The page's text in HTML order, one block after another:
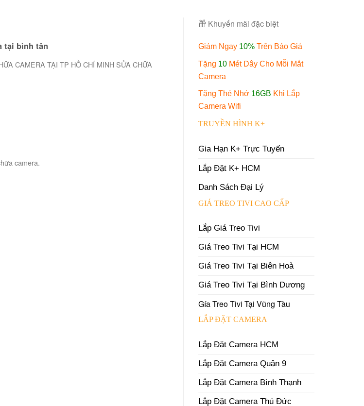
tại bình tân
CAMERA TẠI TP HỒ CHÍ MINH SỬA CHỮA
camera.
Khuyến mãi đặc biệt
Giảm Ngay 10% Trên Báo Giá
Tặng 10 Mét Dây Cho Mỗi Mắt
Camera
Tặng Thẻ Nhớ 16GB Khi Lắp
Camera Wifi
TRUYỀN HÌNH K+
Gia Hạn K+ Trực Tuyến
Lắp Đặt K+ HCM
Danh Sách Đại Lý
GIÁ TREO TIVI CAO CẤP
Lắp Giá Treo Tivi
Giá Treo Tivi Tại HCM
Giá Treo Tivi Tại Biên Hoà
Giá Treo Tivi Tại Bình Dương
Gía Treo Tivi Tại Vũng Tàu
LẮP ĐẶT CAMERA
Lắp Đặt Camera HCM
Lắp Đặt Camera Quận 9
Lắp Đặt Camera Bình Thạnh
Lắp Đặt Camera Thủ Đức